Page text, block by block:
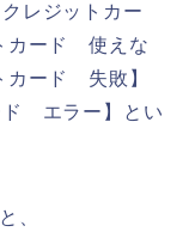
レジットカー
カード 使えな
カード 失敗】
ド エラー】とい
、